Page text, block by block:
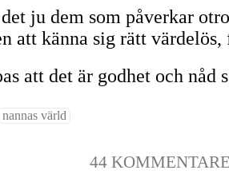
ju dem som påverkar
att känna sig rätt
att det är godhet och
nannas värld
44